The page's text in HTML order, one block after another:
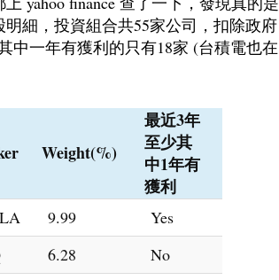
明細，投資組合共55家公司，扣除政府
中一年有獲利的只有18家 (台積電也在
Weight(%)
最近3年
至少其
中1年有
獲利
9.99
Yes
6.28
No